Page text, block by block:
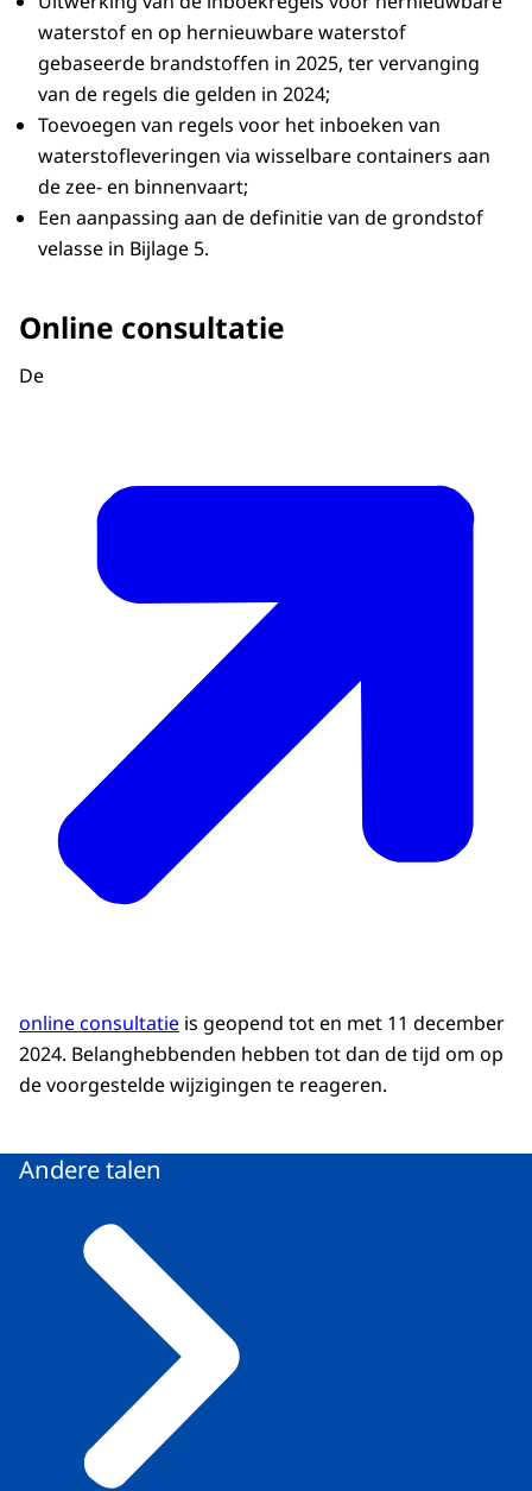
waterstof en op hernieuwbare waterstof
gebaseerde brandstoffen in 2025, ter vervanging
van de regels die gelden in 2024;
Toevoegen van regels voor het inboeken van
waterstofleveringen via wisselbare containers aan
de zee- en binnenvaart;
Een aanpassing aan de definitie van de grondstof
velasse in Bijlage 5.
Online consultatie
De
online consultatie is geopend tot en met 11 december
2024. Belanghebbenden hebben tot dan de tijd om op
de voorgestelde wijzigingen te reageren.
Andere talen